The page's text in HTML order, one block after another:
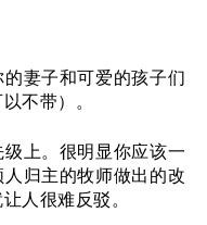
妻子和可爱的孩子们
不带）。
上。很明显你应该一
归主的牧师做出的改
人很难反驳。